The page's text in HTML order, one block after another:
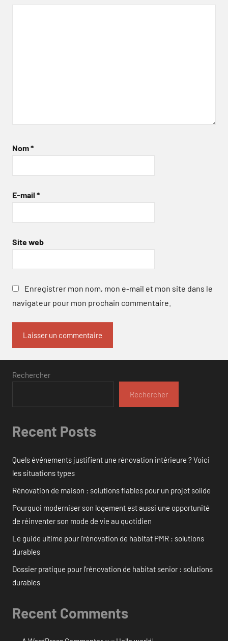
Nom*
E-mail *
Site web
Enregistrer mon nom, mon e-mail et mon site dans le
navigateur pour mon prochain commentaire.
Rechercher
Rechercher
Recent Posts
Quels événements justifient une rénovation intérieure ? Voici
les situations types
Rénovation de maison : solutions fiables pour un projet solide
Pourquoi moderniser son logement est aussi une opportunité
de réinventer son mode de vie au quotidien
Le guide ultime pour l’rénovation de habitat PMR : solutions
durables
Dossier pratique pour l’rénovation de habitat senior : solutions
durables
Recent Comments